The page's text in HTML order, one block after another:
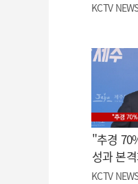
KCTV
"추경
성과 본
KCTV